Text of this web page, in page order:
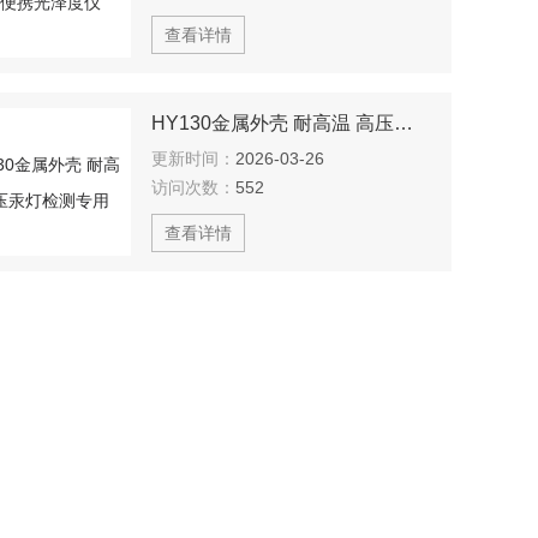
查看详情
HY130金属外壳 耐高温 高压汞灯检测专用
更新时间： 2026-03-26
访问次数： 552
查看详情